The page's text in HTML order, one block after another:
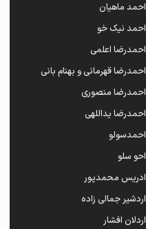
احمد ماهیان
احمد نیک خو
احمدرضا اعلمی
احمدرضا قهرمانی و بهنام بانی
احمدرضا منصوری
احمدرضا یداللهی
احمدسولو
احو سلو
ادریس محمدپور
اردشیر جمالی زاده
اردلان افشار